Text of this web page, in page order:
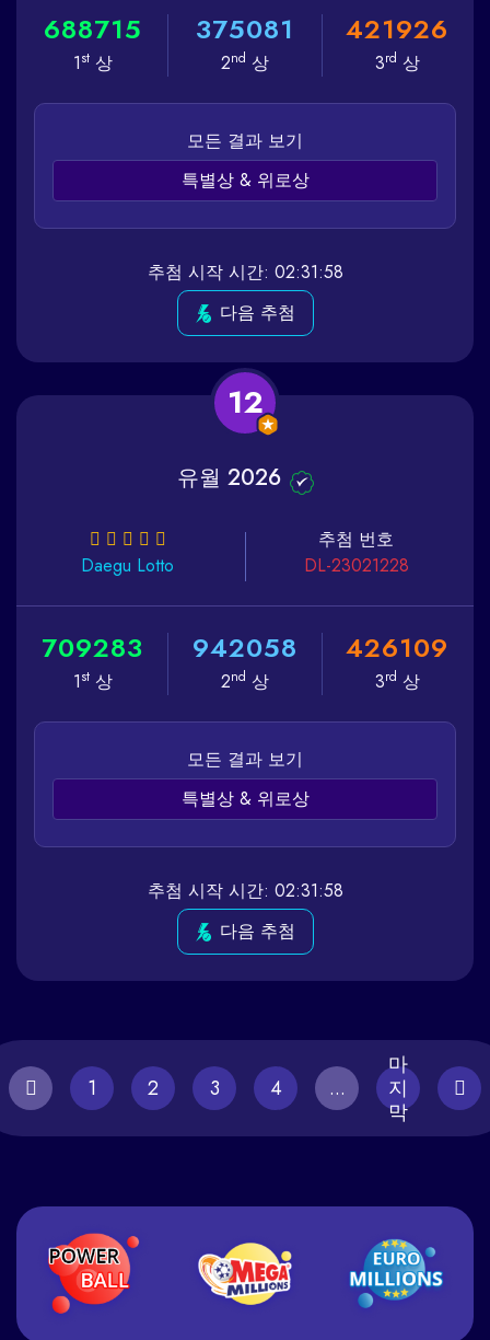
688715
1st상
375081
2nd 상
421926
3rd 상
모든 결과 보기
특별상 & 위로상
추첨 시작 시간: 02:31:58
다음 추첨
12
유월 2026
Daegu Lotto
추첨 번호
DL-23021228
709283
1st상
942058
2nd 상
426109
3rd 상
모든 결과 보기
특별상 & 위로상
추첨 시작 시간: 02:31:58
다음 추첨
1 2 3 4 ...
마
지
막